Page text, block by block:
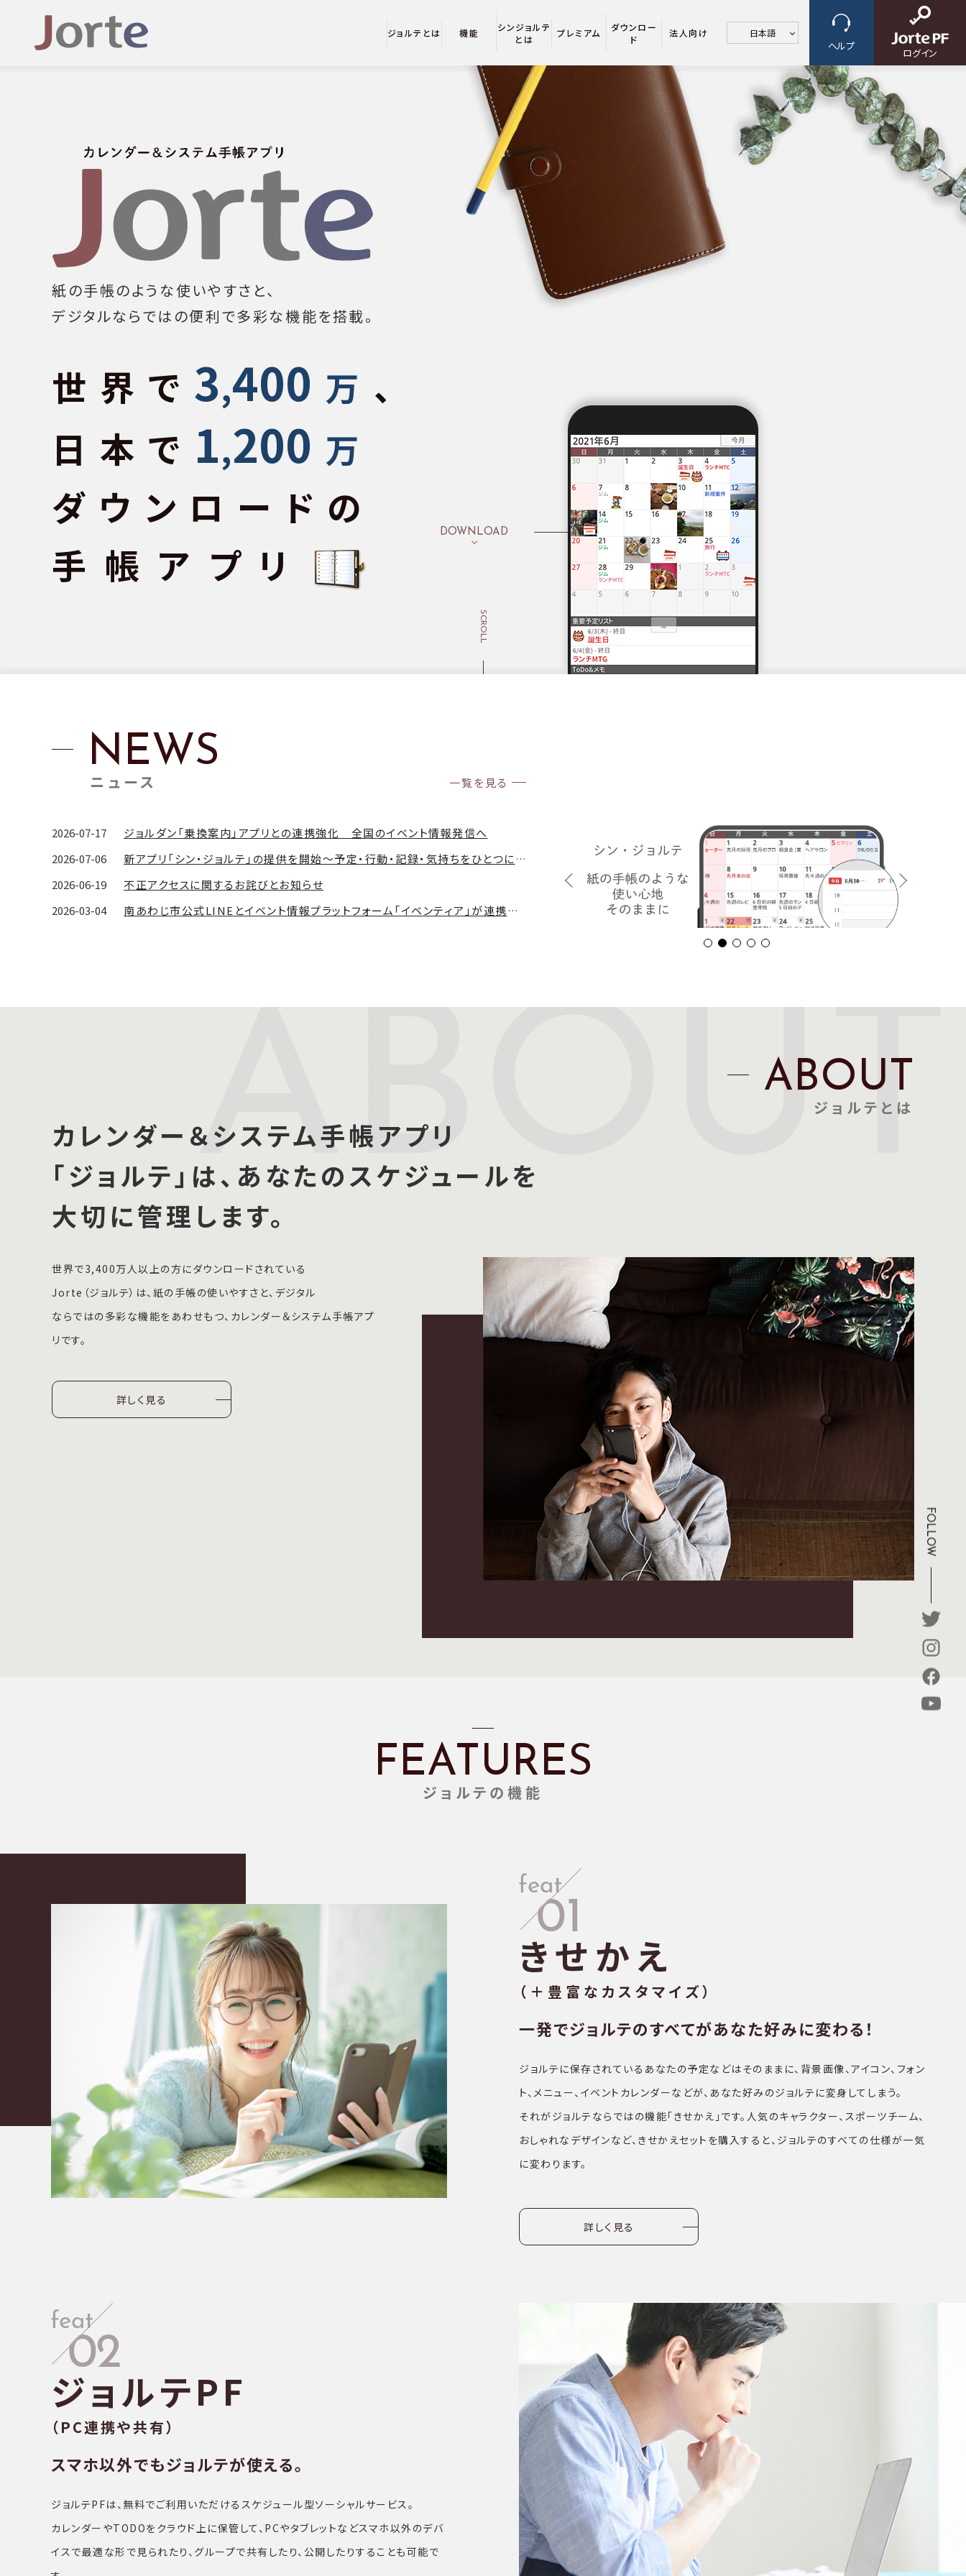
ジョルテとは 機能
シンジョルテ
とは
プレミアム
ダウンロー
ド
法人向け 日本語
ヘルプ
ログイン
FOLLOW
紙の手帳のような使いやすさと、
デジタルならではの便利で多彩な機能を搭載。
世界で 3,400 万 、
日本で 1,200 万
ダウンロードの
手帳アプリ
DOWNLOAD
SCROLL
NEWS
ニュース 一覧を見る
2026-07-17
ジョルダン「乗換案内」アプリとの連携強化 全国のイベント情報発信へ
2026-07-06
新アプリ「シン・ジョルテ」の提供を開始〜予定・行動・記録・気持ちをひとつに。「行動」と「体験」がつながる〜
2026-06-19
不正アクセスに関するお詫びとお知らせ
2026-03-04
南あわじ市公式LINEとイベント情報プラットフォーム「イベンティア」が連携～分散していた地域イベント情報を集約し、観光
ABOUT
ジョルテとは
カレンダー＆システム手帳アプリ
「ジョルテ」は、あなたのスケジュールを
大切に管理します。
世界で3,400万人以上の方にダウンロードされている
Jorte（ジョルテ）は、紙の手帳の使いやすさと、デジタル
ならではの多彩な機能をあわせもつ、カレンダー＆システム手帳アプ
リです。
詳しく見る
ABOUT
FEATURES
ジョルテの機能
きせかえ
（＋豊富なカスタマイズ）
一発でジョルテのすべてがあなた好みに変わる！
ジョルテに保存されているあなたの予定などはそのままに、背景画像、アイコン、フォン
ト、メニュー、イベントカレンダーなどが、あなた好みのジョルテに変身してしまう。
それがジョルテならではの機能「きせかえ」です。人気のキャラクター、スポーツチーム、
おしゃれなデザインなど、きせかえセットを購入すると、ジョルテのすべての仕様が一気
に変わります。
詳しく見る
ジョルテPF
（PC連携や共有）
スマホ以外でもジョルテが使える。
ジョルテPFは、無料でご利⽤いただけるスケジュール型ソーシャルサービス。
カレンダーやTODOをクラウド上に保管して、PCやタブレットなどスマホ以外のデバ
イスで最適な形で⾒られたり、グループで共有したり、公開したりすることも可能で